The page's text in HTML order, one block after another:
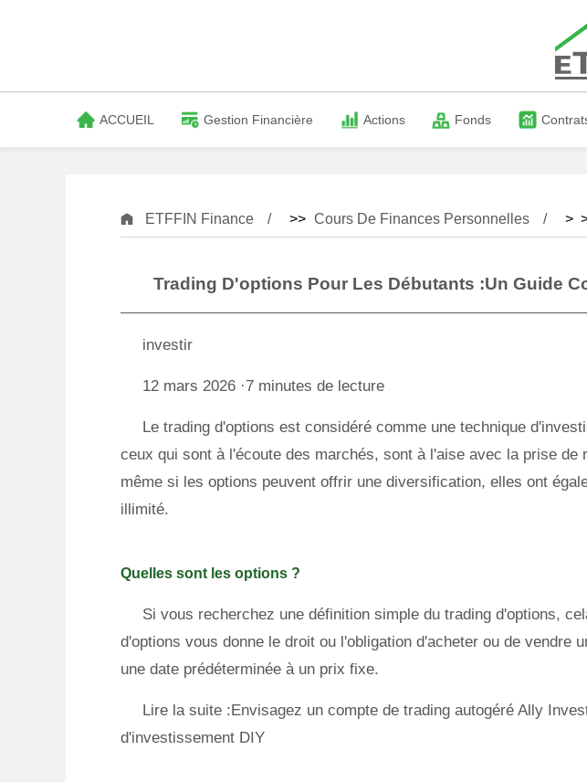
ACCUEIL Gestion Financière Actions Fonds
ETFFIN Finance >> Cours De Finances Personnelles >
Trading D'options Pour Les Débutants :un Guide
investir
12 mars 2026 ·7 minutes de lecture
Le trading d'options est considéré comme une technique
ceux qui sont à l'écoute des marchés, sont à l'aise avec la prise de
même si les options peuvent offrir une diversification, elles ont
illimité.
Quelles sont les options ?
Si vous recherchez une définition simple du trading d'options,
d'options vous donne le droit ou l'obligation d'acheter ou de vendre
une date prédéterminée à un prix fixe.
Lire la suite :Envisagez un compte de trading autogéré Ally
d'investissement DIY